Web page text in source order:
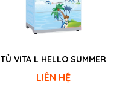
TỦ VITA L HELLO SUMMER
LIÊN HỆ